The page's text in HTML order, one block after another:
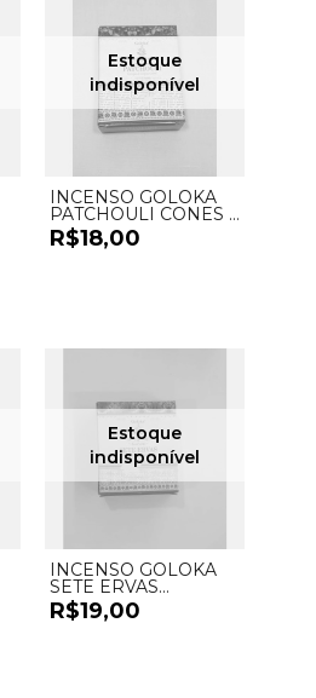
INCENSO GOLOKA
PATCHOULI CONES -
UND
R$18,00
INCENSO GOLOKA
SETE ERVAS
CASCATA - UND
R$19,00